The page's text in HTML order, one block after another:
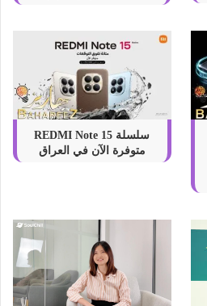
سلسلة REDMI Note 15
متوفرة الآن في العراق